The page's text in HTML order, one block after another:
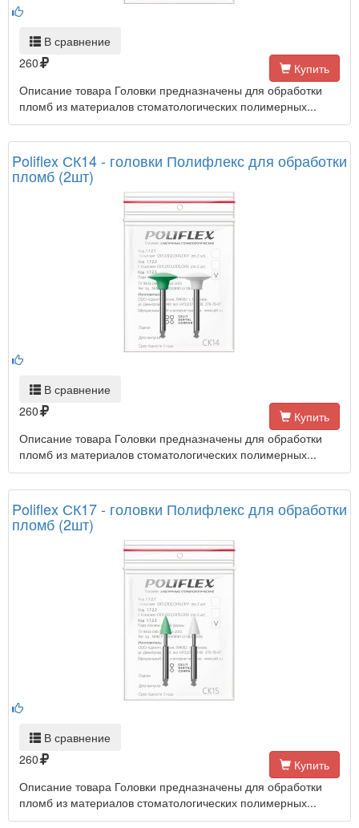
В сравнение
260
Купить
Описание товара Головки предназначены для обработки
пломб из материалов стоматологических полимерных...
Poliflex СК14 - головки Полифлекс для обработки
пломб (2шт)
В сравнение
260
Купить
Описание товара Головки предназначены для обработки
пломб из материалов стоматологических полимерных...
Poliflex СК17 - головки Полифлекс для обработки
пломб (2шт)
В сравнение
260
Купить
Описание товара Головки предназначены для обработки
пломб из материалов стоматологических полимерных...